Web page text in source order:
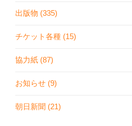
出版物 (335)
チケット各種 (15)
協力紙 (87)
お知らせ (9)
朝日新聞 (21)